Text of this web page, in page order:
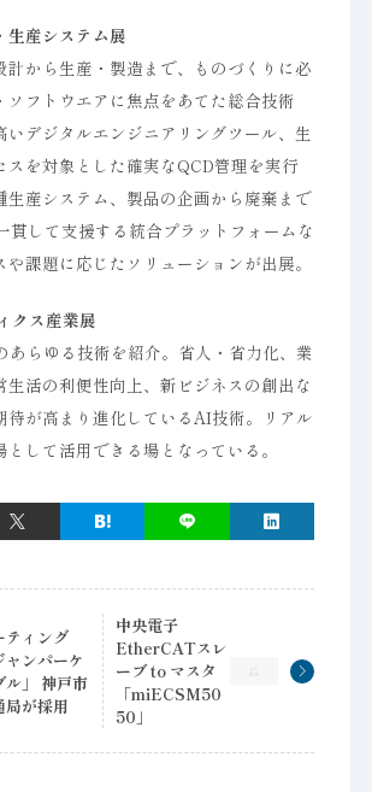
産システム展
計から生産・製造まで、ものづくりに必
ソフトウエアに焦点をあてた総合技術
いデジタルエンジニアリングツール、生
スを対象とした確実なQCD管理を実行
生産システム、製品の企画から廃棄まで
貫して支援する統合プラットフォームな
や課題に応じたソリューションが出展。
クス産業展
あらゆる技術を紹介。省人・省力化、業
生活の利便性向上、新ビジネスの創出な
待が高まり進化しているAI技術。リアル
として活用できる場となっている。
ティング
ャンパーケ
ル」 神戸市
局が採用
中央電子
EtherCATスレ
ーブ to マスタ
「miECSM50
50」